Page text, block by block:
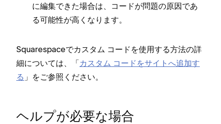
に編集できた場合は⁠、コ⁠ードが問題の原因であ
る可能性が高くなります⁠。
Squarespaceでカスタム コ⁠ードを使用する方法の詳
細については⁠、「⁠カスタム コ⁠ードをサイトへ追加す
る ⁠」をご参照ください⁠。
ヘルプが必要な場合